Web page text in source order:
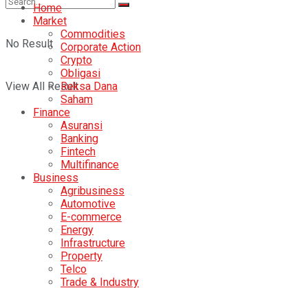
No Result
View All Result
Home
Market
Commodities
Corporate Action
Crypto
Obligasi
Reksa Dana
Saham
Finance
Asuransi
Banking
Fintech
Multifinance
Business
Agribusiness
Automotive
E-commerce
Energy
Infrastructure
Property
Telco
Trade & Industry